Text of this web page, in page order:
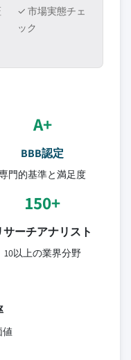
✓ 市場実態チェ
ック
A+
BBB認定
門的基準と満足度
150+
サーチアナリスト
10以上の業界分野
値